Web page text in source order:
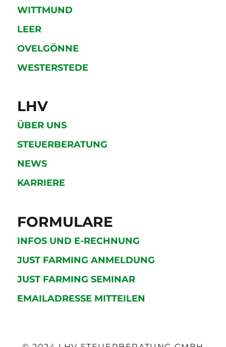
WITTMUND
LEER
OVELGÖNNE
WESTERSTEDE
LHV
ÜBER UNS
STEUERBERATUNG
NEWS
KARRIERE
FORMULARE
INFOS UND E-RECHNUNG
JUST FARMING ANMELDUNG
JUST FARMING SEMINAR
EMAILADRESSE MITTEILEN